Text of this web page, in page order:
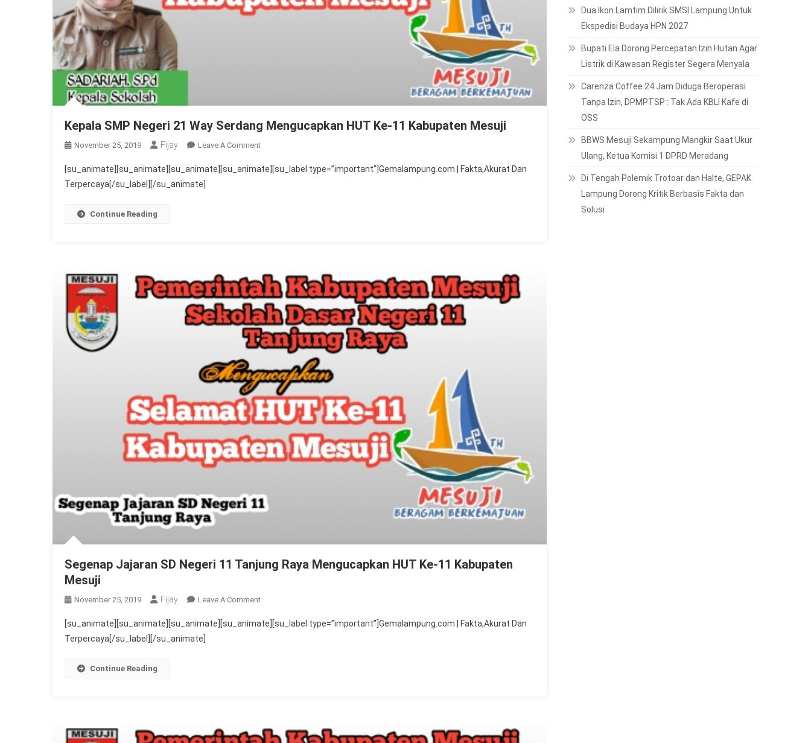
Kepala SMP Negeri 21 Way Serdang Mengucapkan HUT Ke-11 Kabupaten Mesuji
November 25, 2019 Fijay Leave A CommentOn
SMP
11
Kabupaten
Mesuji
[su_animate][su_animate][su_animate][su_animate][su_label type=”important”]Gemalampung.com | Fakta,Akurat Dan
Terpercaya[/su_label][/su_animate]
Continue Reading
Segenap Jajaran SD Negeri 11 Tanjung Raya Mengucapkan HUT Ke-11 Kabupaten
Mesuji
November 25, 2019 Fijay Leave A CommentOn
Jajaran
Ke-
[su_animate][su_animate][su_animate][su_animate][su_label type=”important”]Gemalampung.com | Fakta,Akurat Dan
Terpercaya[/su_label][/su_animate]
Continue Reading
Dua Ikon Lamtim Dilirik SMSI Lampung Untuk
Ekspedisi Budaya HPN 2027
Bupati Ela Dorong Percepatan Izin Hutan Agar
Listrik di Kawasan Register Segera Menyala
Carenza Coffee 24 Jam Diduga Beroperasi
Tanpa Izin, DPMPTSP : Tak Ada KBLI Kafe di
OSS
BBWS Mesuji Sekampung Mangkir Saat Ukur
Ulang, Ketua Komisi 1 DPRD Meradang
Di Tengah Polemik Trotoar dan Halte, GEPAK
Lampung Dorong Kritik Berbasis Fakta dan
Solusi